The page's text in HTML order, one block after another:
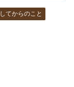
てからのこと